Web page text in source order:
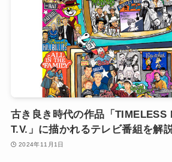
古き良き時代の作品「TIMELESS
T.V.」に描かれるテレビ番組を解
2024年11月1日